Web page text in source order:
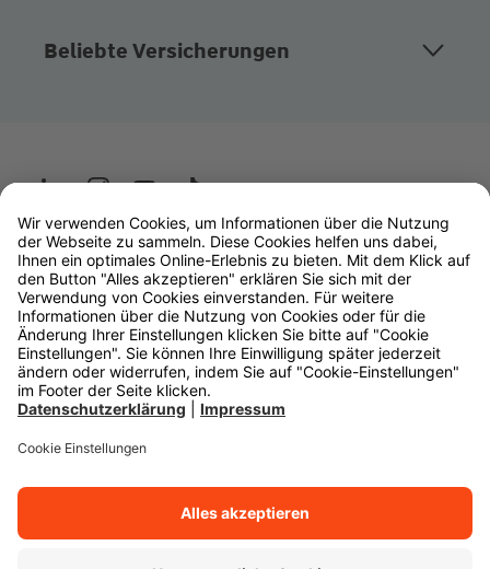
Beliebte Versicherungen
Wüstenrot
W&W Gruppe
OLB Bank
Makler
Impressum
Datenschutz
Rechtliche Hinweise
Cookie-Einstellungen